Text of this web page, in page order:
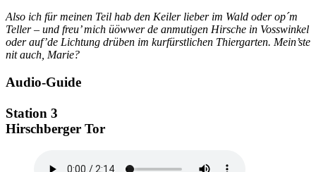
Also ich für meinen Teil hab den Keiler lieber im Wald oder op´m
Teller – und freu’ mich üöwwer de anmutigen Hirsche in Vosswinkel
oder auf’de Lichtung drüben im kurfürstlichen Thiergarten. Mein’ste
nit auch, Marie?
Audio-Guide
Station 3
Hirschberger Tor